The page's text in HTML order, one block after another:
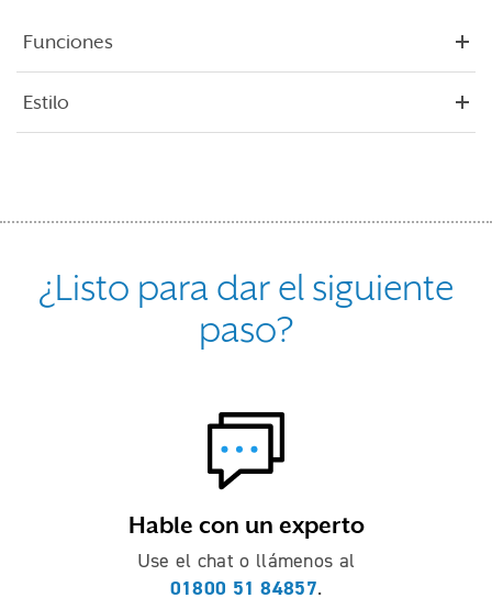
Funciones
Estilo
¿Listo para dar el siguiente
paso?
Hable con un experto
Use el chat o llámenos al
01800 51 84857.